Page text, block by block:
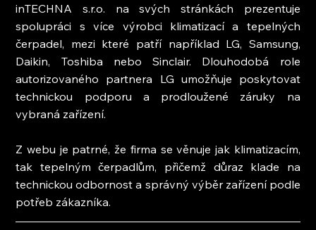
inTECHNA s.r.o. na svých stránkách prezentuje
spolupráci s více výrobci klimatizací a tepelných
čerpadel, mezi které patří například LG, Samsung,
Daikin, Toshiba nebo Sinclair. Dlouhodobá role
autorizovaného partnera LG umožňuje poskytovat
technickou podporu a prodloužené záruky na
vybraná zařízení.
Z webu je patrné, že firma se věnuje jak klimatizacím,
tak tepelným čerpadlům, přičemž důraz klade na
technickou odbornost a správný výběr zařízení podle
potřeb zákazníka.